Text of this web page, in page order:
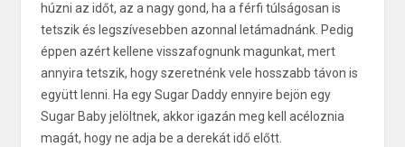
húzni az időt, az a nagy gond, ha a férfi túlságosan is
tetszik és legszívesebben azonnal letámadnánk. Pedig
éppen azért kellene visszafognunk magunkat, mert
annyira tetszik, hogy szeretnénk vele hosszabb távon is
együtt lenni. Ha egy Sugar Daddy ennyire bejön egy
Sugar Baby jelöltnek, akkor igazán meg kell acéloznia
magát, hogy ne adja be a derekát idő előtt.